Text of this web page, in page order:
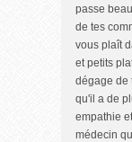
passe
de tes
vous plaît
et petits
dégage de
qu'il a de
empathie
médecin